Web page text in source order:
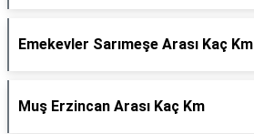
Emekevler Sarımeşe Arası Kaç Km
Muş Erzincan Arası Kaç Km